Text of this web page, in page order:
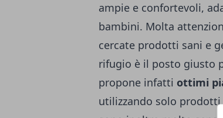
ampie e confortevoli,
bambini. Molta
cercate prodotti sani e
rifugio è il posto giusto
propone infatti ottimi
utilizzando solo